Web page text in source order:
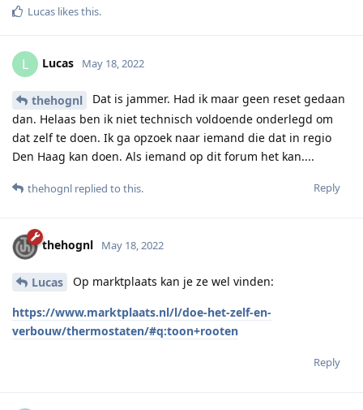
Lucas likes this.
L Lucas May 18, 2022
thehognl
Dat is jammer. Had ik maar geen reset gedaan
dan. Helaas ben ik niet technisch voldoende onderlegd om
dat zelf te doen. Ik ga opzoek naar iemand die dat in regio
Den Haag kan doen. Als iemand op dit forum het kan....
Reply
thehognl replied to this.
thehognl May 18, 2022
Lucas Op marktplaats kan je ze wel vinden:
https://www.marktplaats.nl/l/doe-het-zelf-en-
verbouw/thermostaten/#q:toon+rooten
Reply